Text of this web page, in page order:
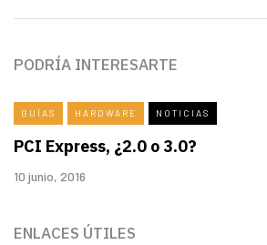
PODRÍA INTERESARTE
GUÍAS HARDWARE NOTICIAS
PCI Express, ¿2.0 o 3.0?
10 junio, 2016
ENLACES ÚTILES